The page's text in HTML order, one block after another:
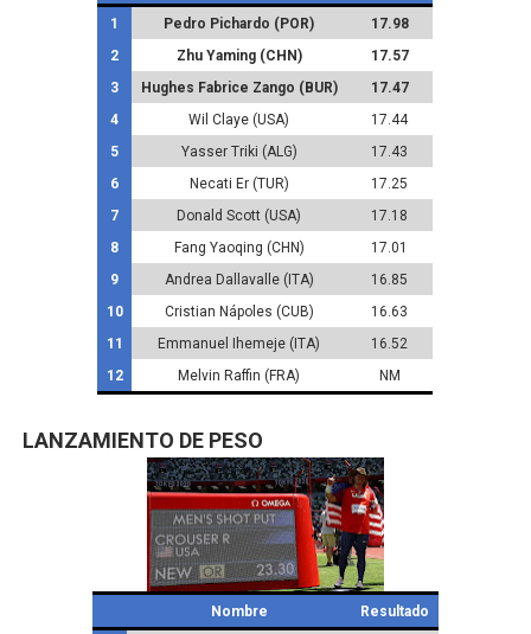
1 Pedro Pichardo (POR)
17.98
2
Zhu Yaming (CHN)
17.57
3
Hughes Fabrice Zango (BUR)
17.47
4
Wil Claye (USA)
17.44
5
Yasser Triki (ALG)
17.43
6
Necati Er (TUR)
17.25
7
Donald Scott (USA)
17.18
8
Fang Yaoqing (CHN)
17.01
9
Andrea Dallavalle (ITA)
16.85
10
Cristian Nápoles (CUB)
16.63
11
Emmanuel Ihemeje (ITA)
16.52
12
Melvin Raffin (FRA) NM
LANZAMIENTO DE PESO
Nombre Resultado